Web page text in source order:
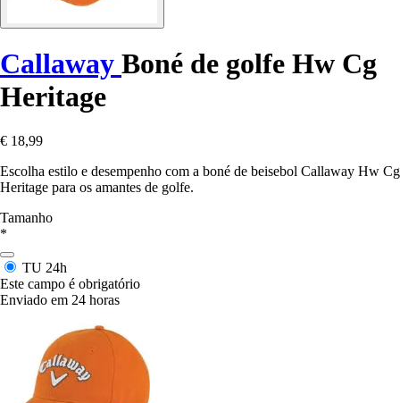
Callaway Boné de golfe Hw Cg
Heritage
€ 18,99
Escolha estilo e desempenho com a boné de beisebol Callaway Hw Cg
Heritage para os amantes de golfe.
Tamanho
*
TU 24h
Este campo é obrigatório
Enviado em 24 horas